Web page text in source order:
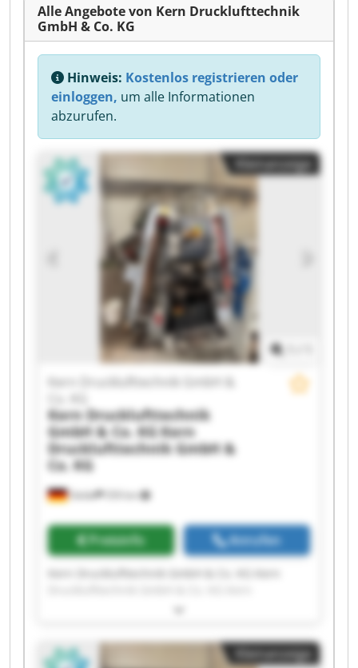
Alle Angebote von Kern Drucklufttechnik
GmbH & Co. KG
Hinweis: Kostenlos registrieren oder
einloggen, um alle Informationen
abzurufen.
Kleinanzeige
Oelde 559 km
Kern Drucklufttechnik GmbH &
Kern Drucklufttechnik
GmbH & Co. KGKern
Drucklufttechnik GmbH &
Co. KG
Preisinfo Anrufen
Kern Drucklufttechnik GmbH & Co. KG Kern
Drucklufttechnik GmbH & Co. KG Kern
Drucklufttechnik GmbH & Co. KG Kern
Drucklufttechnik GmbH & Co. KG KernKleinanzeige